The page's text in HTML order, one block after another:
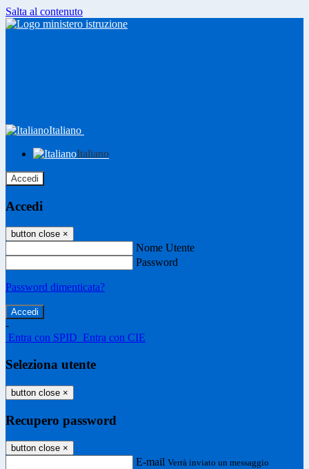
Salta al contenuto
Italiano
Italiano
Accedi
Accedi
button close ×
Nome Utente
Password
Password dimenticata?
-
Entra con SPID Entra con CIE
Seleziona utente
button close ×
Recupero password
button close ×
E-mail Verrà inviato un messaggio